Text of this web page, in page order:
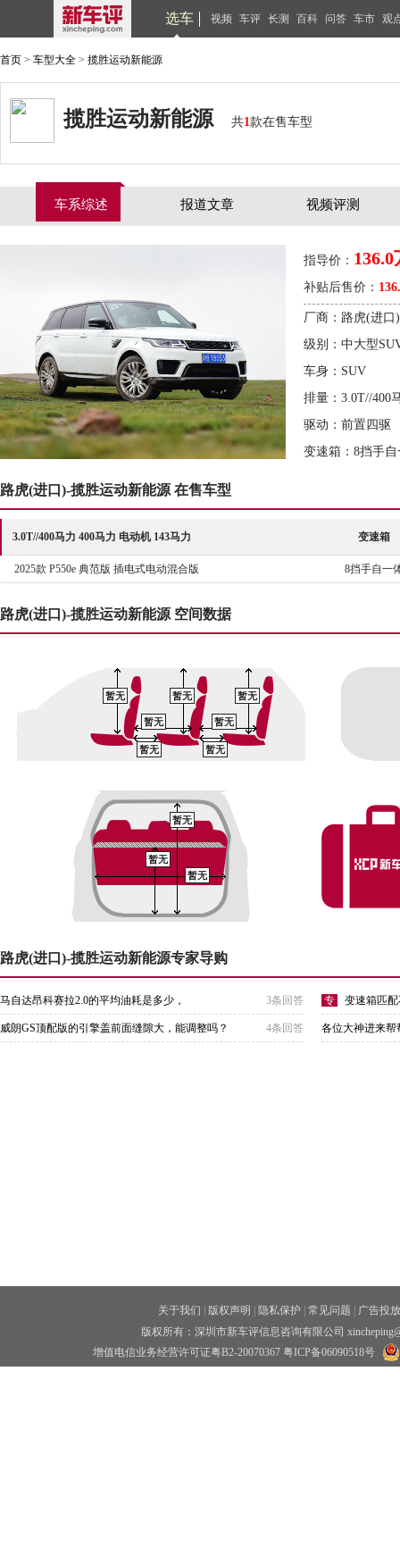
选车 视频 车评 长测 百科 问答 车市 观
首页 > 车型大全 > 揽胜运动新能源
揽胜运动新能源 共1款在售车型
车系综述 报道文章 视频评测
指导价： 136.0
补贴后售价：
厂商：路虎(进口)
级别：中大型
车身：SUV
排量：3.0T//400
驱动：前置四驱
变速箱：8挡手自
路虎(进口)-揽胜运动新能源 在售车型
3.0T//400马力 400马力 电动机 143马力 变速箱
2025款 P550e 典范版 插电式电动混合版 8挡手自一
路虎(进口)-揽胜运动新能源 空间数据
暂无 暂无 暂无
暂无
暂无 暂无
暂无
暂无
暂无
暂无
路虎(进口)-揽胜运动新能源专家导购
3条回答
马自达昂科赛拉2.0的平均油耗是多少， 专 变速箱匹
4条回答
威朗GS顶配版的引擎盖前面缝隙大，能调整吗？ 各位大神进来帮
关于我们 版权声明 隐私保护 常见问题
广告投放
版权所有：深圳市新车评信息咨询有限公司
增值电信业务经营许可证粤B2-20070367 粤ICP备06090518号